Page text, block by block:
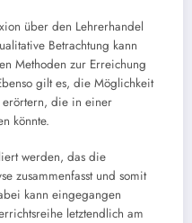
über den Lehrerhandel
Betrachtung kann
Methoden zur Erreichung
gilt es, die Möglichkeit
erörtern, die in einer
könnte.
werden, das die
zusammenfasst und somit
kann eingegangen
letztendlich am